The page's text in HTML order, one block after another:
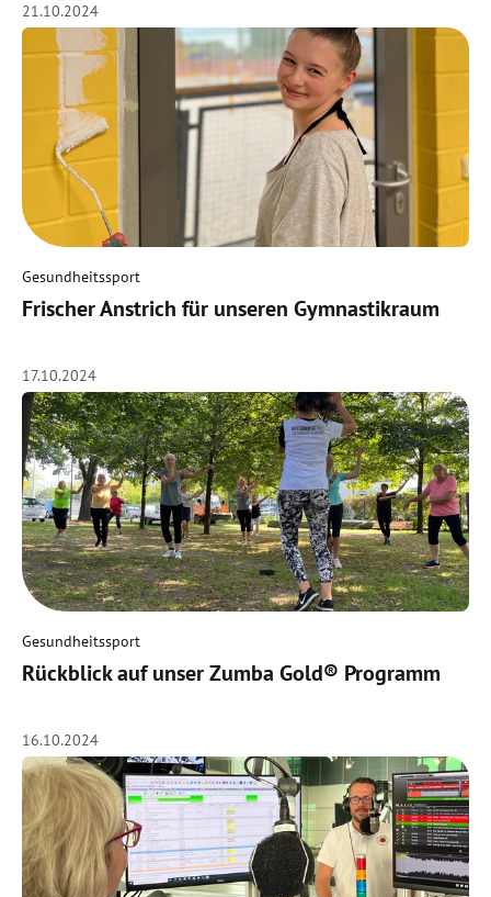
21.10.2024
Gesundheitssport
Frischer Anstrich für unseren Gymnastikraum
17.10.2024
Gesundheitssport
Rückblick auf unser Zumba Gold® Programm
16.10.2024